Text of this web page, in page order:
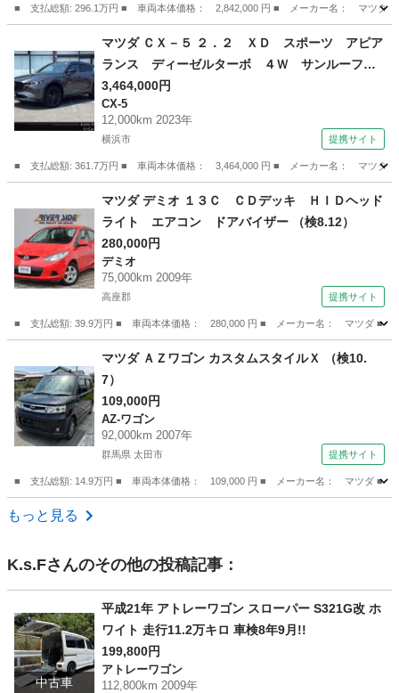
止装置 ナビＴＶ パワーシート ＵＳＢ ワン
オーナー車 （検10.11）
■ 支払総額: 296.1万円 ■ 車両本体価格： 2,842,000 円 ■ メーカー名： マツダ
マツダ
マツダ ＣＸ－５ ２．２ ＸＤ スポーツ アピア
ランス ディーゼルターボ ４Ｗ サンルーフ
ＢＯＳＥ １０．２５インチセンターディスプレ
イ ３６０°ビューモニター ２カメラドライブレ
コーダー ＥＴＣ２．０ ＭＲＣＣ 車線逸脱警
報システム スマートブレーキサポート付 シー
トエアコン （車検整備付）
3,464,000円
CX-5
12,000km 2023年
横浜市 提携サイト
■ 支払総額: 361.7万円 ■ 車両本体価格： 3,464,000 円 ■ メーカー名： マツ
CX-5
マツダ デミオ １３Ｃ ＣＤデッキ ＨＩＤヘッド
ライト エアコン ドアバイザー （検8.12）
280,000円
デミオ
75,000km 2009年
高座郡 提携サイト
■ 支払総額: 39.9万円 ■ 車両本体価格： 280,000 円 ■ メーカー名： マツダ
デミオ
マツダ ＡＺワゴン カスタムスタイルＸ （検10.
7）
109,000円
AZ-ワゴン
92,000km 2007年
群馬県 太田市 提携サイト
■ 支払総額: 14.9万円 ■ 車両本体価格： 109,000 円 ■ メーカー名： マツダ
群馬 太田市
もっと見る
K.s.Fさんのその他の投稿記事：
中古車
平成21年 アトレーワゴン スローパー S321G改 ホ
ワイト 走行11.2万キロ 車検8年9月!!
199,800円
アトレーワゴン
112,800km 2009年